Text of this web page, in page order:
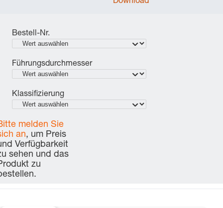
Bestell-Nr.
Führungsdurchmesser
Klassifizierung
melden Sie
an, um Preis
Verfügbarkeit
sehen und das
zu